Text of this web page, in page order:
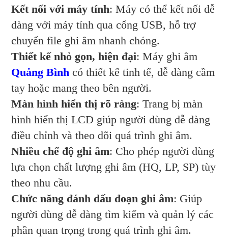
Kết nối với máy tính: Máy có thể kết nối dễ
dàng với máy tính qua cổng USB, hỗ trợ
chuyển file ghi âm nhanh chóng.
Thiết kế nhỏ gọn, hiện đại: Máy ghi âm
Quảng Bình có thiết kế tinh tế, dễ dàng cầm
tay hoặc mang theo bên người.
Màn hình hiển thị rõ ràng: Trang bị màn
hình hiển thị LCD giúp người dùng dễ dàng
điều chỉnh và theo dõi quá trình ghi âm.
Nhiều chế độ ghi âm: Cho phép người dùng
lựa chọn chất lượng ghi âm (HQ, LP, SP) tùy
theo nhu cầu.
Chức năng đánh dấu đoạn ghi âm: Giúp
người dùng dễ dàng tìm kiếm và quản lý các
phần quan trọng trong quá trình ghi âm.